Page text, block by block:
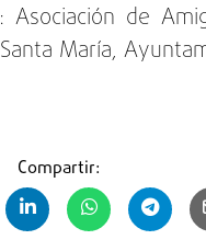
Asociación de
María,
Compartir: